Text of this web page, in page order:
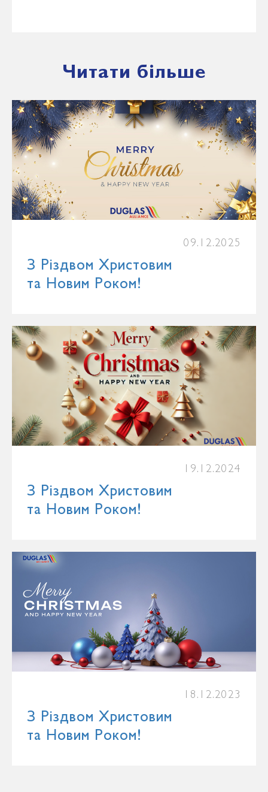
Читати більше
09.12.2025
З Різдвом Христовим
та Новим Роком!
19.12.2024
З Різдвом Христовим
та Новим Роком!
18.12.2023
З Різдвом Христовим
та Новим Роком!